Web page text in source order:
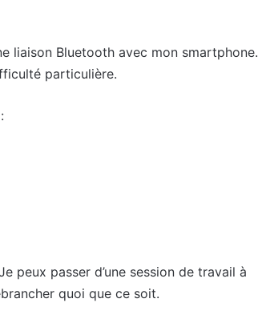
liaison Bluetooth avec mon smartphone.
particulière.
peux passer d’une session de travail à
quoi que ce soit.